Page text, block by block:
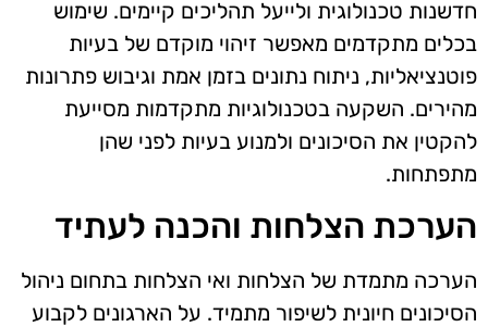
חדשנות טכנולוגית ולייעל תהליכים קיימים. שימוש
בכלים מתקדמים מאפשר זיהוי מוקדם של בעיות
פוטנציאליות, ניתוח נתונים בזמן אמת וגיבוש פתרונות
מהירים. השקעה בטכנולוגיות מתקדמות מסייעת
להקטין את הסיכונים ולמנוע בעיות לפני שהן
מתפתחות.
הערכת הצלחות והכנה לעתיד
הערכה מתמדת של הצלחות ואי הצלחות בתחום ניהול
הסיכונים חיונית לשיפור מתמיד. על הארגונים לקבוע